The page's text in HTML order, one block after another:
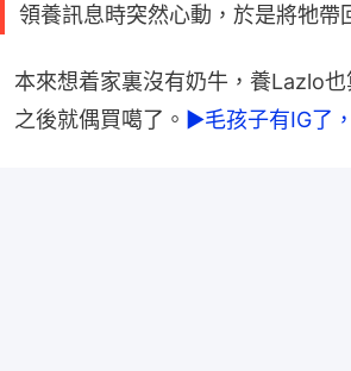
領養訊息時突然心動，於是將牠帶
本來想着家裏沒有奶牛，養Lazlo
之後就偶買噶了。 ►毛孩子有IG了